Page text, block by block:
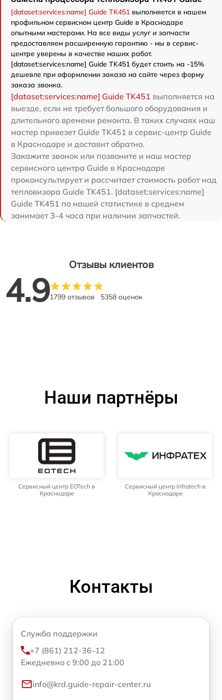
[dataset:services:name] Guide TK451 выполняется в нашем
профильном сервисном центр Guide в Краснодаре
опытными мастерами. На все виды услуг и запчасти
предоставляем расширенную гарантию - мы в сервис-
центре уверены в качестве наших работ.
[dataset:services:name] Guide TK451 будет стоить на -15%
дешевле при оформлении заказа на сайте через форму
заказа звонка.
[dataset:services:name] Guide TK451 выполняется на
выезде, если не требует большого оборудования и
длительного времени ремонта. В таких случаях наш
мастер привезет Guide TK451 в сервис-центр Guide
в Краснодаре и доставит обратно.
Закажите звонок или позвоните и наш мастер
сервисного центра Guide в Краснодаре
проконсультирует и рассчитает стоимость работ над
тепловизора Guide TK451. [dataset:services:name]
Guide TK451 по нашей статистике в среднем
занимает 3-4 часа при наличии запчастей.
Отзывы клиентов
4.91799 отзывов 5358 оценок
Наши партнёры
Сервисный центр EOTech в
Краснодаре
Сервисный центр Infratech в
Краснодаре
Контакты
Служба поддержки
+7 (861) 212-36-12
Ежедневно с 9:00 до 21:00
info@krd.guide-repair-center.ru